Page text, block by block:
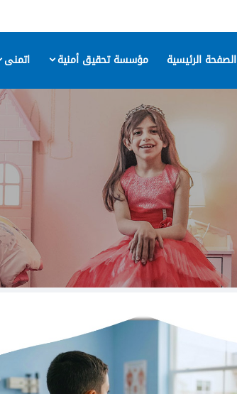
الصفحة الرئيسية مؤسسة تحقيق أمنية اتمنى